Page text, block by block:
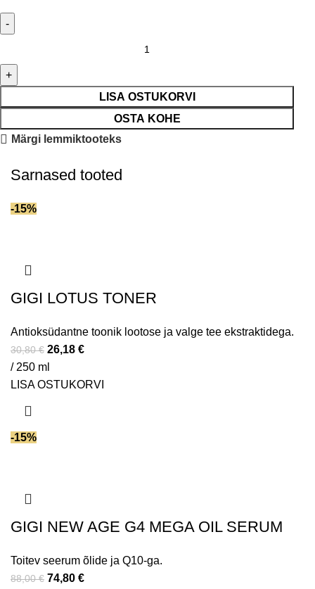
LISA OSTUKORVI
OSTA KOHE
Märgi lemmiktooteks
Sarnased tooted
-15%
GIGI LOTUS TONER
Antioksüdantne toonik lootose ja valge tee ekstraktidega.
30,80€ 26,18 €
/ 250 ml
LISA OSTUKORVI
-15%
GIGI NEW AGE G4 MEGA OIL SERUM
Toitev seerum õlide ja Q10-ga.
88,00€ 74,80 €